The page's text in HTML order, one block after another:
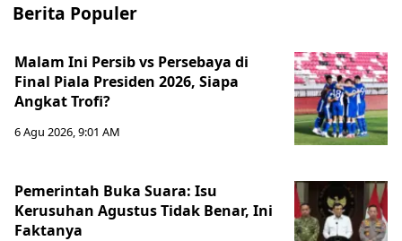
Berita Populer
Malam Ini Persib vs Persebaya di
Final Piala Presiden 2026, Siapa
Angkat Trofi?
6 Agu 2026, 9:01 AM
Pemerintah Buka Suara: Isu
Kerusuhan Agustus Tidak Benar, Ini
Faktanya